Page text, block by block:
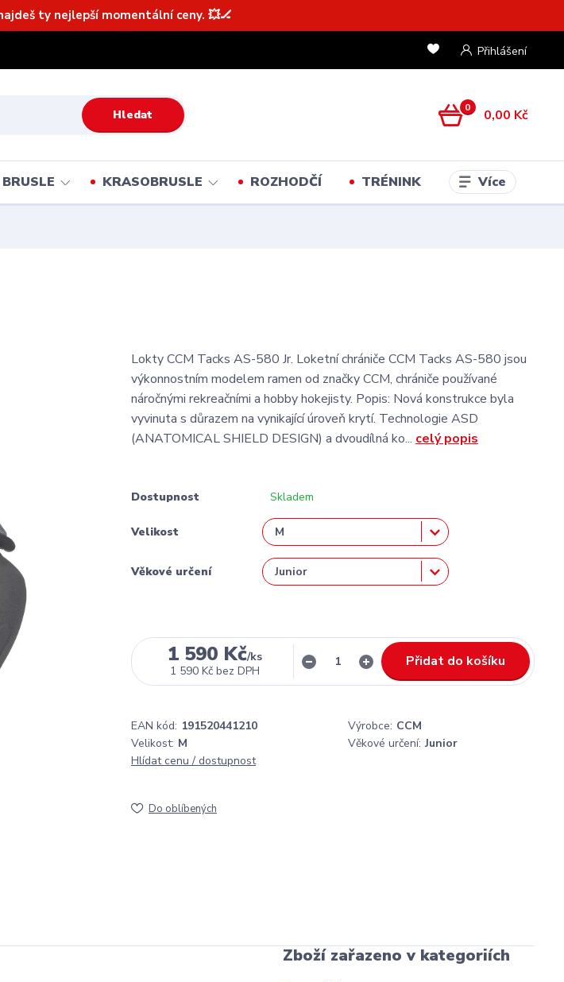
ty nejlepší momentální ceny. 💥🏒
Přihlášení
Hledat 0 0,00 Kč
KRASOBRUSLE ROZHODČÍ TRÉNINK Více
Lokty CCM Tacks AS-580 Jr. Loketní chrániče CCM Tacks AS-580 jsou
výkonnostním modelem ramen od značky CCM, chrániče používané
náročnými rekreačními a hobby hokejisty. Popis: Nová konstrukce byla
vyvinuta s důrazem na vynikající úroveň krytí. Technologie ASD
(ANATOMICAL SHIELD DESIGN) a dvoudílná ko... celý popis
Dostupnost Skladem
Velikost
Věkové určení
1 590 Kč/ks
1 590 Kč bez DPH
Přidat do košíku
EAN kód: 191520441210 Výrobce: CCM
Velikost: M Věkové určení: Junior
Hlídat cenu / dostupnost
Do oblíbených
Zboží zařazeno v kategoriích